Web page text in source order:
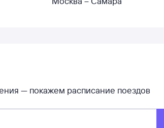
— покажем расписание поездов